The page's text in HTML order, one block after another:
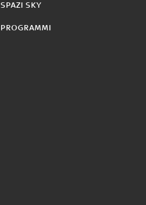
SPAZI SKY
PROGRAMMI